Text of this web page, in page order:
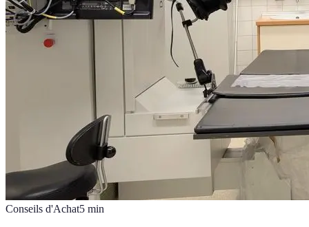
Conseils d'Achat5 min